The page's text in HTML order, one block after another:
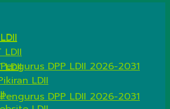
LDII
DPP LDII 2026-2031
LDII
DPP LDII 2026-2031
LDII